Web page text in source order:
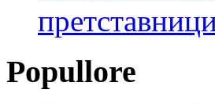
Popullore